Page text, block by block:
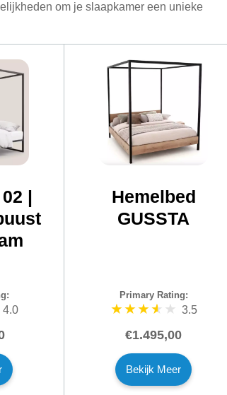
om je slaapkamer een unieke
|
Hemelbed
GUSSTA
4.0
Primary Rating:
3.5
€1.495,00
Bekijk Meer